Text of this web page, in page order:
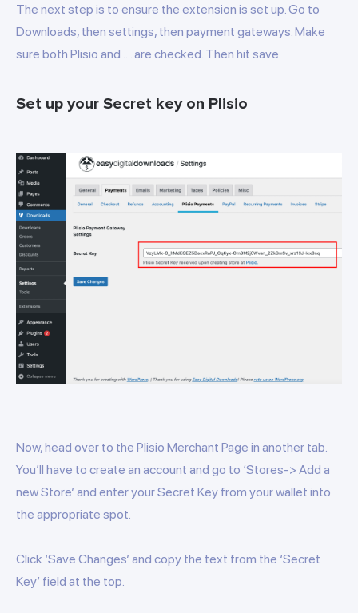
The next step is to ensure the extension is set up. Go to
Downloads, then settings, then payment gateways. Make
sure both Plisio and .... are checked. Then hit save.
Set up your Secret key on Plisio
Now, head over to the Plisio Merchant Page in another tab.
You’ll have to create an account and go to ‘Stores-> Add a
new Store’ and enter your Secret Key from your wallet into
the appropriate spot.
Click ‘Save Changes’ and copy the text from the ‘Secret
Key’ field at the top.